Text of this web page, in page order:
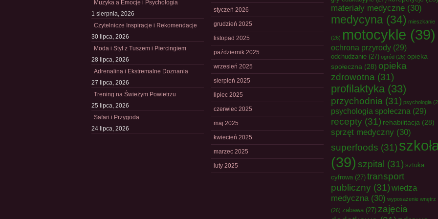
Muzyka a Emocje i Psychologia
1 sierpnia, 2026
Czytelnicze Inspiracje i Rekomendacje
30 lipca, 2026
Moda i Styl z Tuszem i Piercingiem
28 lipca, 2026
Adrenalina i Ekstremalne Doznania
27 lipca, 2026
Trening na Świeżym Powietrzu
25 lipca, 2026
Safari i Przygoda
24 lipca, 2026
styczeń 2026
grudzień 2025
listopad 2025
październik 2025
wrzesień 2025
sierpień 2025
lipiec 2025
czerwiec 2025
maj 2025
kwiecień 2025
marzec 2025
luty 2025
materiały medyczne (30)
medycyna (34) mieszkanie
(26) motocykle (39)
ochrona przyrody (29)
odchudzanie (27) ogród (26) opieka
społeczna (28) opieka
zdrowotna (31)
profilaktyka (33)
przychodnia (31) psychologia
psychologia społeczna (29)
recepty (31) rehabilitacja (28)
sprzęt medyczny (30)
superfoods (31)
(39) szpital (31) sztuka
cyfrowa (27) transport
publiczny (31) wiedza
medyczna(30) wyposażenie wnętrz
(26) zabawa (27) zajęcia